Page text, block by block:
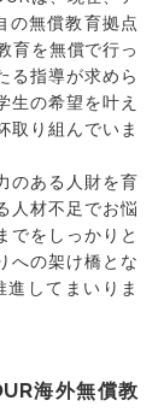
の無償教育拠点
育を無償で行っ
る指導が求めら
生の希望を叶え
取り組んでいま
のある人財を育
人材不足でお悩
でをしっかりと
への架け橋とな
してまいりま
海外無償教